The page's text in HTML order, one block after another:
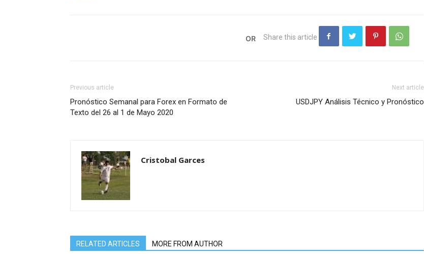
Previous article
Pronóstico Semanal para Forex en Formato de
Texto del 26 al 1 de Mayo 2020
Next article
USDJPY Análisis Técnico y Pronóstico
Cristobal Garces
RELATED ARTICLES MORE FROM AUTHOR